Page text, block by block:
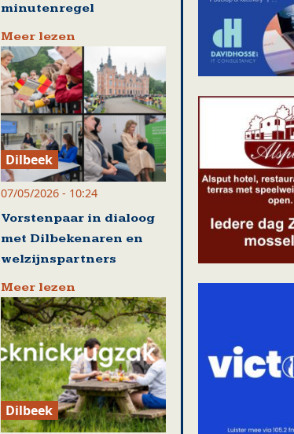
minutenregel
Meer lezen
Dilbeek
07/05/2026 - 10:24
Vorstenpaar in dialoog
met Dilbekenaren en
welzijnspartners
Meer lezen
Dilbeek